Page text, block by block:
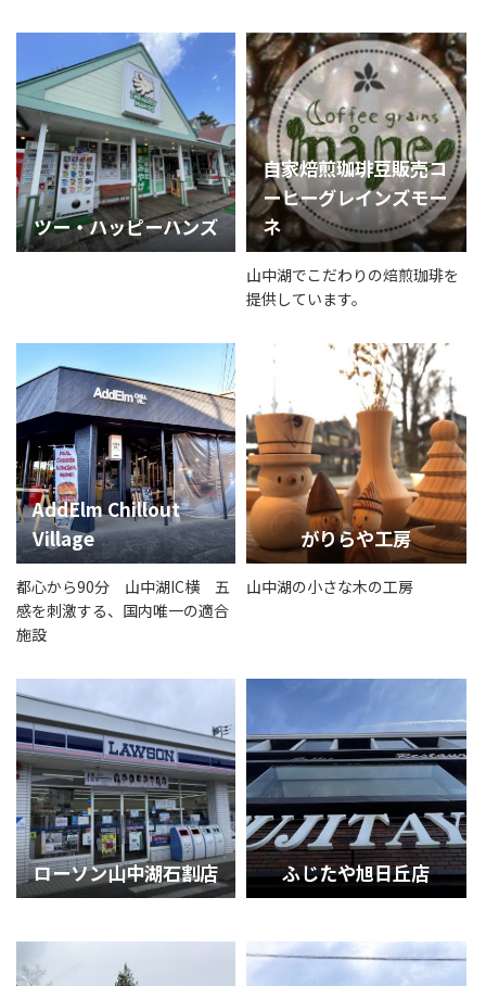
ツー・ハッピーハンズ
自家焙煎珈琲豆販売コ
ーヒーグレインズモー
ネ
山中湖でこだわりの焙煎珈琲を
提供しています。
AddElm Chillout
Village
都心から90分 山中湖IC横 五
感を刺激する、国内唯一の適合
施設
がりらや工房
山中湖の小さな木の工房
ローソン山中湖石割店 ふじたや旭日丘店